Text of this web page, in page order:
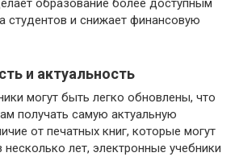
образование более доступным
студентов и снижает финансовую
и актуальность
могут быть легко обновлены, что
получать самую актуальную
от печатных книг, которые могут
несколько лет, электронные учебники